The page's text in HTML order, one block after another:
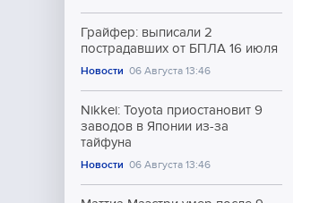
Грайфер: выписали 2
пострадавших от БПЛА 16 июля
Новости 06 Августа 13:46
Nikkei: Toyota приостановит 9
заводов в Японии из-за
тайфуна
Новости 06 Августа 13:46